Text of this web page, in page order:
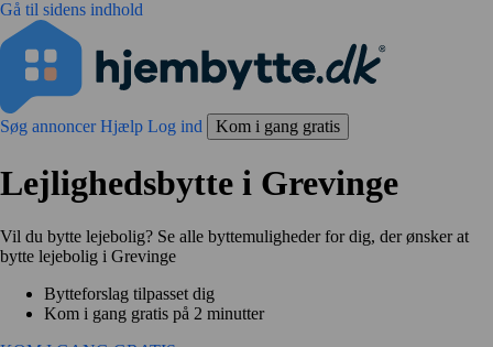
Gå til sidens indhold
Søg annoncerHjælp Log ind Kom i gang gratis
Lejlighedsbytte i Grevinge
Vil du bytte lejebolig? Se alle byttemuligheder for dig, der ønsker at
bytte lejebolig i Grevinge
Bytteforslag tilpasset dig
Kom i gang gratis på 2 minutter